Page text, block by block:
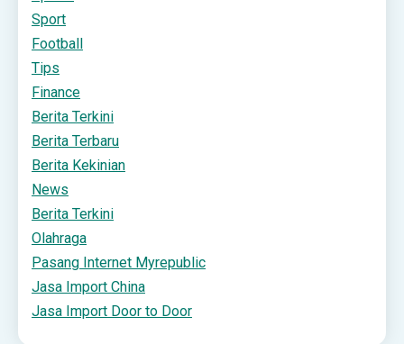
Sport
Football
Tips
Finance
Berita Terkini
Berita Terbaru
Berita Kekinian
News
Berita Terkini
Olahraga
Pasang Internet Myrepublic
Jasa Import China
Jasa Import Door to Door